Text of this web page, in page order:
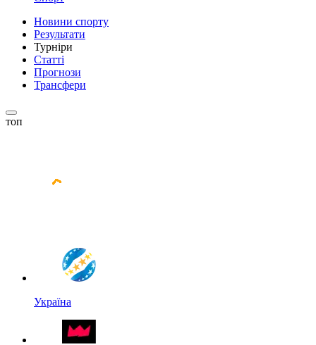
Новини спорту
Результати
Турніри
Статті
Прогнози
Трансфери
топ
Україна